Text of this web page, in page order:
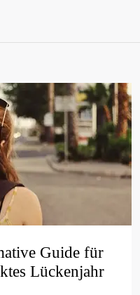
Guide für
Lückenjahr